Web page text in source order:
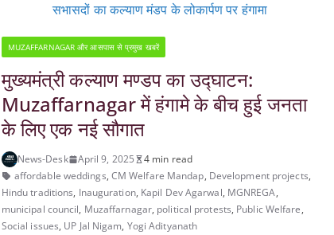
सभासदों का कल्याण मंडप के लोकार्पण पर हंगामा
MUZAFFARNAGAR और आसपास से प्रमुख खबरें
मुख्यमंत्री कल्याण मण्डप का उद्घाटन:
Muzaffarnagar में हंगामे के बीच हुई जनता
के लिए एक नई सौगात
News-Desk April 9, 2025
4 min read
affordable weddings, CM Welfare Mandap, Development projects,
Hindu traditions, Inauguration, Kapil Dev Agarwal, MGNREGA,
municipal council, Muzaffarnagar, political protests, Public Welfare,
Social issues, UP Jal Nigam, Yogi Adityanath